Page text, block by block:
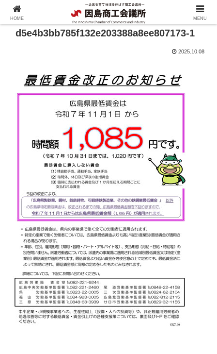
d5e4b3bb785f132e203388a8ee807173-1
2025.10.08
HOME MENU